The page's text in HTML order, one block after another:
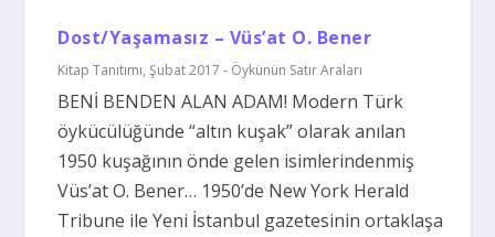
Dost/Yaşamasız – Vüs’at O. Bener
Kitap Tanıtımı,Şubat 2017 - Öykünün Satır Araları
BENİ BENDEN ALAN ADAM! Modern Türk
öykücülüğünde “altın kuşak” olarak anılan
1950 kuşağının önde gelen isimlerindenmiş
Vüs’at O. Bener… 1950’de New York Herald
Tribune ile Yeni İstanbul gazetesinin ortaklaşa